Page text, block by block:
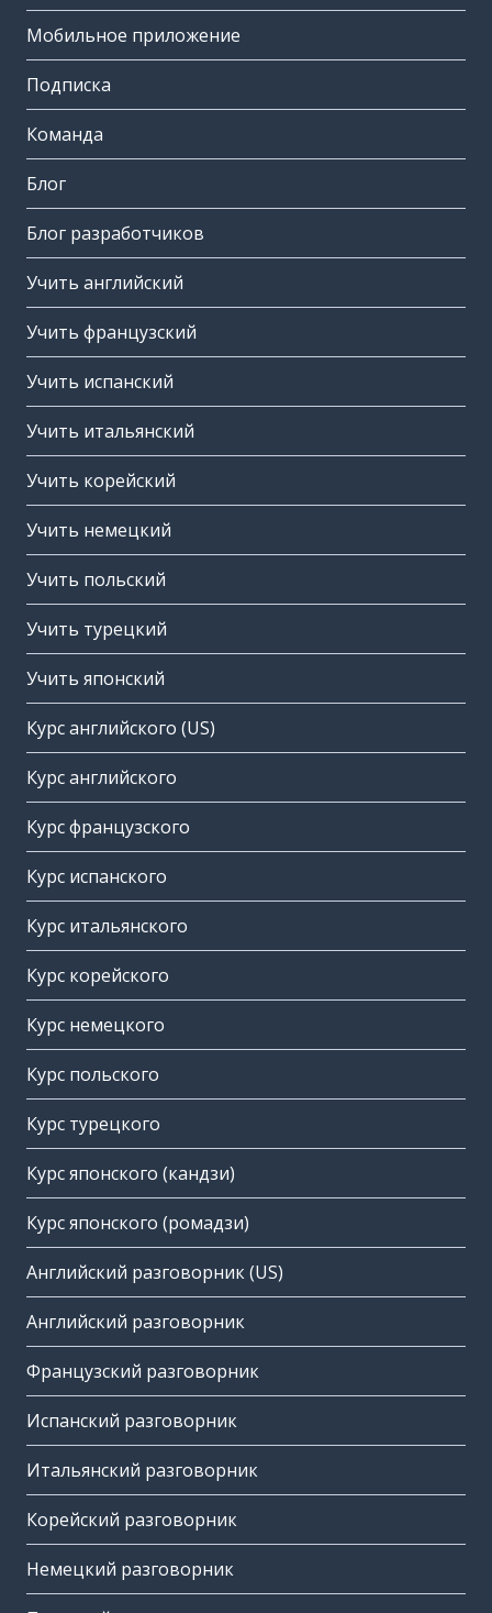
Мобильное приложение
Подписка
Команда
Блог
Блог разработчиков
Учить английский
Учить французский
Учить испанский
Учить итальянский
Учить корейский
Учить немецкий
Учить польский
Учить турецкий
Учить японский
Курс английского (US)
Курс английского
Курс французского
Курс испанского
Курс итальянского
Курс корейского
Курс немецкого
Курс польского
Курс турецкого
Курс японского (кандзи)
Курс японского (ромадзи)
Английский разговорник (US)
Английский разговорник
Французский разговорник
Испанский разговорник
Итальянский разговорник
Корейский разговорник
Немецкий разговорник